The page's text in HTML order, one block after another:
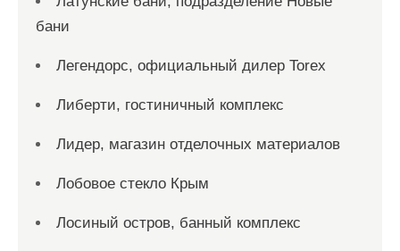
бани
Легендорс, официальный дилер Torex
Либерти, гостиничный комплекс
Лидер, магазин отделочных материалов
Лобовое стекло Крым
Лосиный остров, банный комплекс